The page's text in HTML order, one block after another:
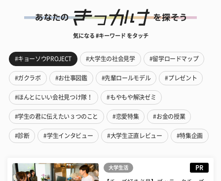
気になる #キーワード をタッチ
#キョーソウPROJECT #大学生の社会見学 #留学ロードマップ
#ガクラボ #お仕事図鑑 #先輩ロールモデル #プレゼント
#ほんとにいい会社見つけ隊！ #もやもや解決ゼミ
#学生の君に伝えたい３つのこと #恋愛特集 #お金の授業
#診断 #学生インタビュー #大学生正直レビュー #特集企画
大学生活 PR